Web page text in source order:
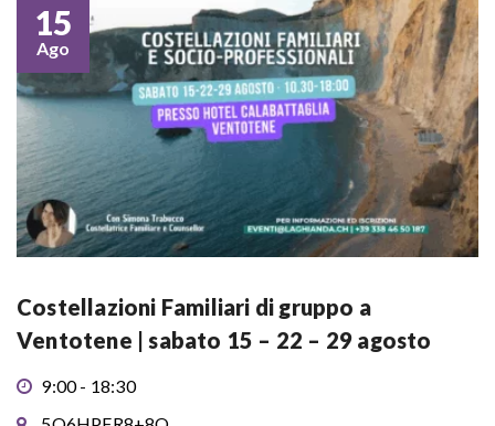
15
Ago
Costellazioni Familiari di gruppo a
Ventotene | sabato 15 – 22 – 29 agosto
9:00 - 18:30